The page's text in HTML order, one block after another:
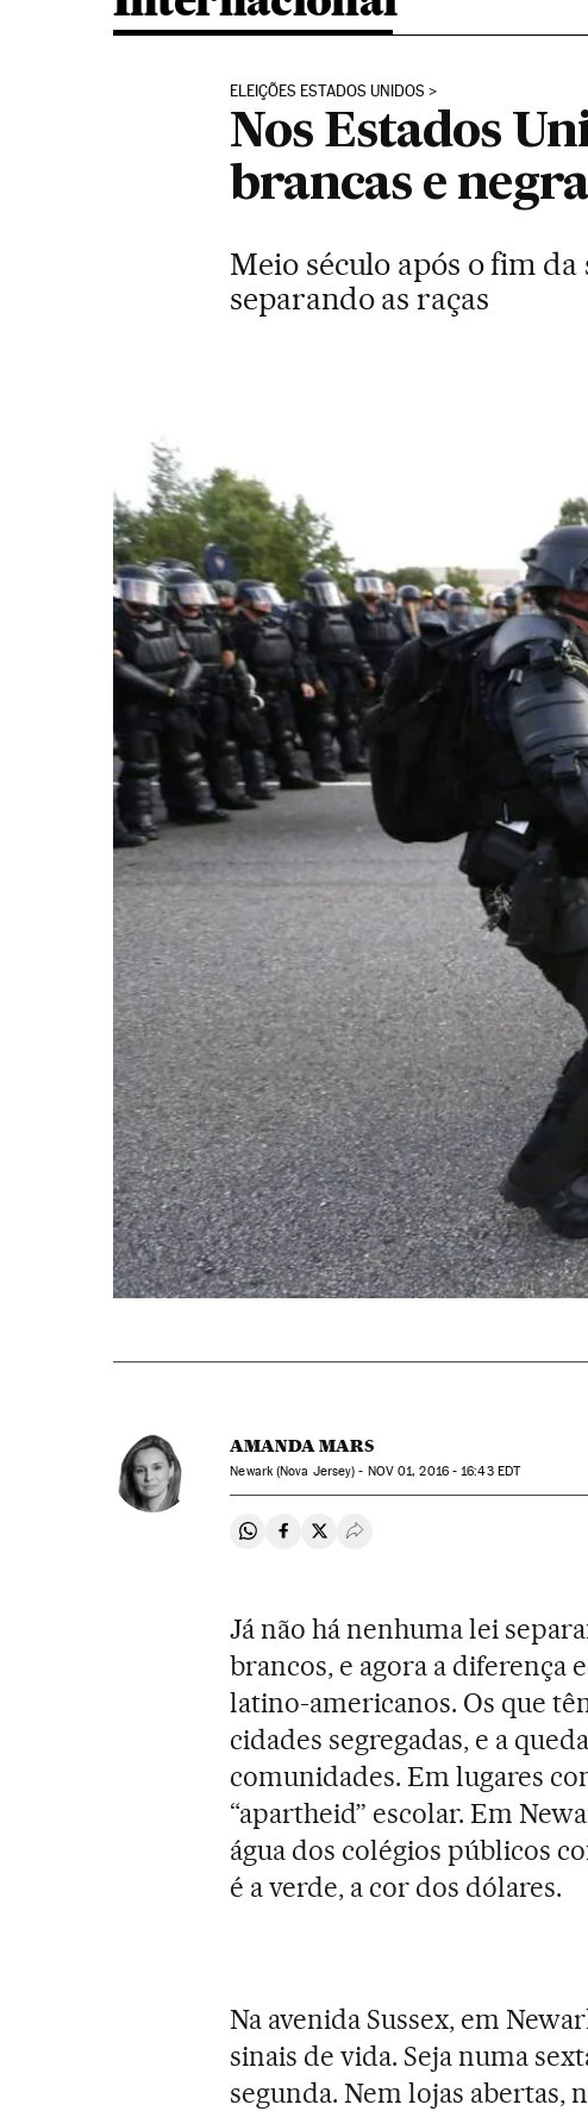
ELEIÇÕES ESTADOS UNIDOS
Nos Estados
brancas e
Meio século após o fim
separando as raças
AMANDA MARS
Newark (Nova Jersey) - NOV01, 2016 - 16:43EDT
Compartir en Whatsapp
Compartir en Facebook
Compartir en Twitter
Desplegar Redes Sociales
Já não há nenhuma lei
brancos, e agora a diferença
latino-americanos. Os que
cidades segregadas, e a
comunidades. Em lugares
“apartheid” escolar. Em
água dos colégios públicos
é a verde, a cor dos dólares.
Na avenida Sussex, em
sinais de vida. Seja numa
segunda. Nem lojas abertas,